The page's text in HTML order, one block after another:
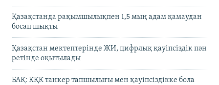
Қазақстанда рақымшылықпен 1,5 мың адам қамаудан
босап шықты
Қазақстан мектептерінде ЖИ, цифрлық қауіпсіздік пән
ретінде оқытылады
БАҚ: КҚК танкер тапшылығы мен қауіпсіздікке бола